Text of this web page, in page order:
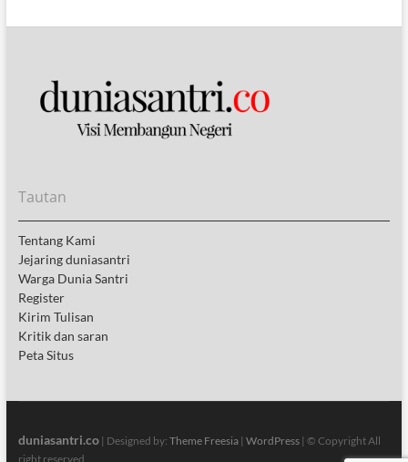
Tautan
Tentang Kami
Jejaring duniasantri
Warga Dunia Santri
Register
Kirim Tulisan
Kritik dan saran
Peta Situs
duniasantri.co| Designed by: Theme Freesia| WordPress| © Copyright All
right reserved